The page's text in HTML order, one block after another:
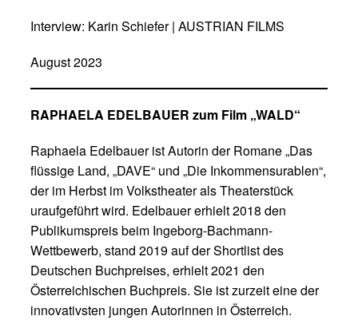
Interview: Karin Schiefer | AUSTRIAN FILMS
August 2023
RAPHAELA EDELBAUER zum Film „WALD“
Raphaela Edelbauer ist Autorin der Romane „Das
flüssige Land, „DAVE“ und „Die Inkommensurablen“,
der im Herbst im Volkstheater als Theaterstück
uraufgeführt wird. Edelbauer erhielt 2018 den
Publikumspreis beim Ingeborg-Bachmann-
Wettbewerb, stand 2019 auf der Shortlist des
Deutschen Buchpreises, erhielt 2021 den
Österreichischen Buchpreis. Sie ist zurzeit eine der
innovativsten jungen Autorinnen in Österreich.